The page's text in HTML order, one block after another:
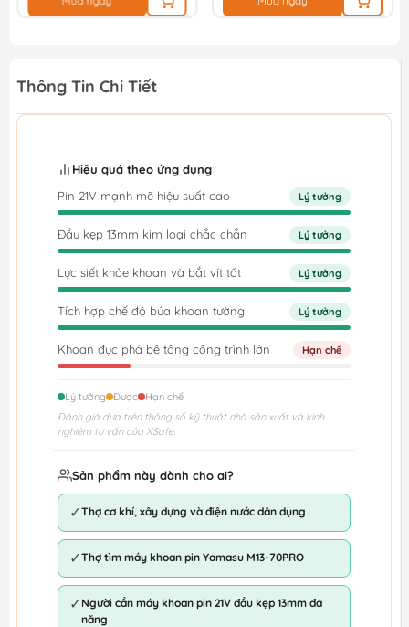
Thông Tin Chi Tiết
Hiệu quả theo ứng dụng
Pin 21V mạnh mẽ hiệu suất cao
Lý tưởng
Đầu kẹp 13mm kim loại chắc chắn Lý tưởng
Lực siết khỏe khoan và bắt vít tốt Lý tưởng
Tích hợp chế độ búa khoan tường Lý tưởng
Khoan đục phá bê tông công trình lớn Hạn chế
Lý tưởng Được
Hạn chế
Đánh giá dựa trên thông số kỹ thuật nhà sản xuất và kinh
nghiệm tư vấn của XSafe.
Sản phẩm này dành cho ai?
✓Thợ cơ khí, xây dựng và điện nước dân dụng
✓Thợ tìm máy khoan pin Yamasu M13-70PRO
✓ Người cần máy khoan pin 21V đầu kẹp 13mm đa
năng